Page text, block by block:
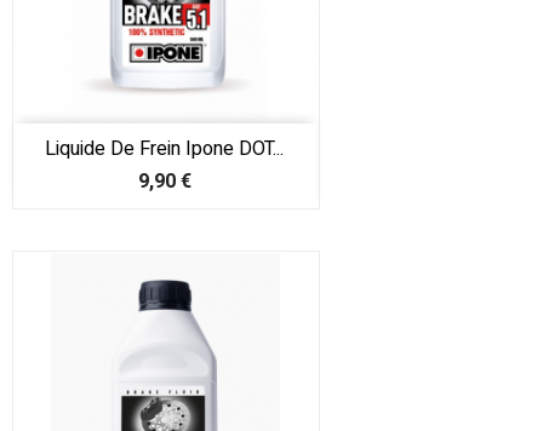
Liquide De Frein Ipone DOT...
Prix
9,90 €